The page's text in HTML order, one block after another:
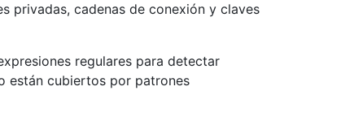
privadas, cadenas de conexión y claves
regulares para detectar
están cubiertos por patrones